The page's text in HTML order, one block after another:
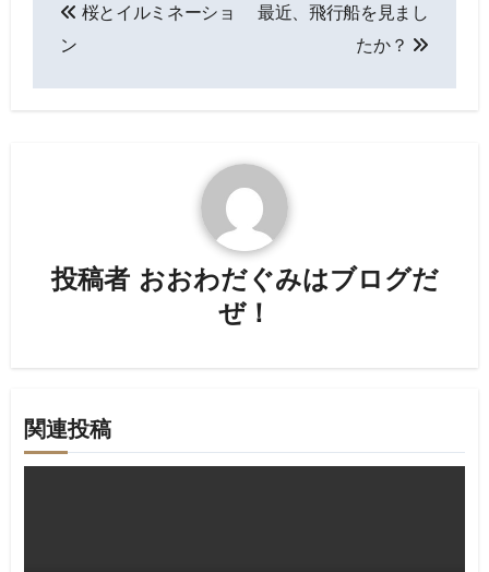
稿
シ
ョ
桜とイルミネーショ
ン
最近、飛行船を見まし
たか？
投稿者 おおわだぐみはブログだ
ぜ！
関連投稿